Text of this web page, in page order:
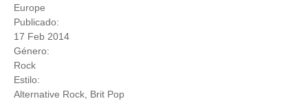
Europe
Publicado:
17 Feb 2014
Género:
Rock
Estilo:
Alternative Rock Brit Pop